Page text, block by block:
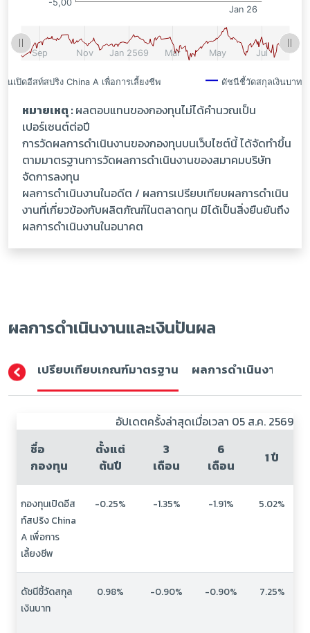
หมายเหตุ :ผลตอบแทนของกองทุนไม่ได้คำนวณเป็น
เปอร์เซนต์ต่อปี
การวัดผลการดำเนินงานของกองทุนบนเว็บไซต์นี้ ได้จัดทำขึ้น
ตามมาตรฐานการวัดผลการดำเนินงานของสมาคมบริษัท
จัดการลงทุน
ผลการดำเนินงานในอดีต / ผลการเปรียบเทียบผลการดำเนิน
งานที่เกี่ยวข้องกับผลิตภัณฑ์ในตลาดทุน มิได้เป็นสิ่งยืนยันถึง
ผลการดำเนินงานในอนาคต
ผลการดำเนินงานและเงินปันผล
เปรียบเทียบเกณฑ์มาตรฐาน ผลการดำเนินงาน (ปี
อัปเดตครั้งล่าสุดเมื่อเวลา 05 ส.ค. 2569
ชื่อ
กองทุน
ตั้งแต่
ต้นปี
3
เดือน
6
เดือน
1 ปี
กองทุนเปิดอีส
ท์สปริง China
A เพื่อการ
เลี้ยงชีพ
-0.25% -1.35% -1.91% 5.02%
ดัชนีชี้วัดสกุล
เงินบาท
0.98% -0.90% -0.90% 7.25%